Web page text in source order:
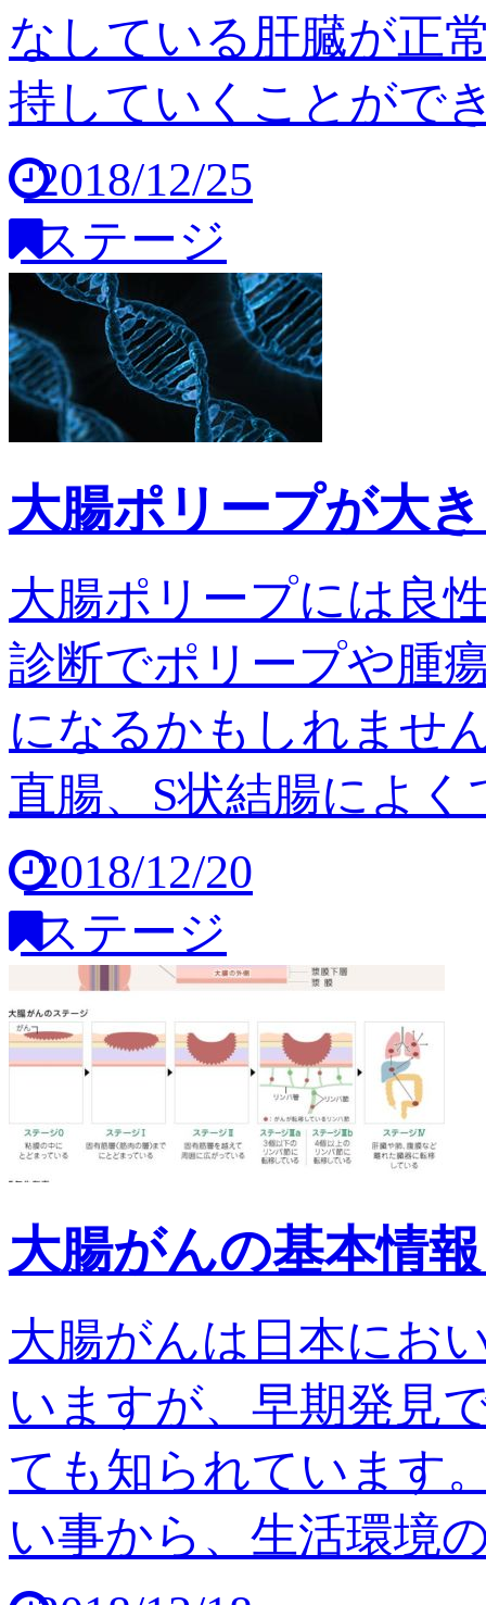
なしている肝臓が正
持していくことがで
2018/12/25
ステージ
大腸ポリープが大
大腸ポリープには良
診断でポリープや腫
になるかもしれませ
直腸、S状結腸によ
2018/12/20
ステージ
大腸がんの基本情
大腸がんは日本にお
いますが、早期発見
ても知られています
い事から、生活環境